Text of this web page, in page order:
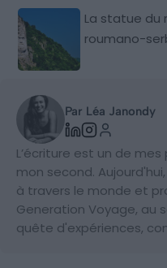
La statue du
roumano-
Par Léa Janondy
L’écriture est un de
mon second.
à travers le monde et
Generation Voyage, au
quête d'expériences,